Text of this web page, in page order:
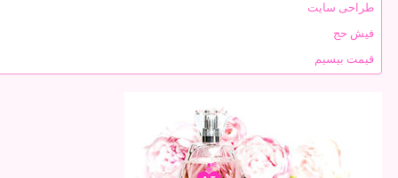
طراحی سایت
فیش حج
قیمت بیسیم